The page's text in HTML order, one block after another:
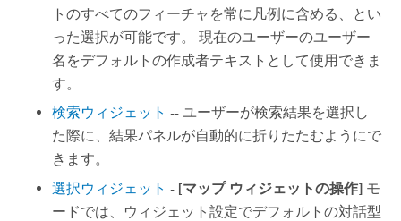
トのすべてのフィーチャを常に凡例に含める、とい
った選択が可能です。 現在のユーザーのユーザー
名をデフォルトの作成者テキストとして使用できま
す。
検索ウィジェット -- ユーザーが検索結果を選択し
た際に、結果パネルが自動的に折りたたむようにで
きます。
選択ウィジェット - [マップ ウィジェットの操作] モ
ードでは、ウィジェット設定でデフォルトの対話型